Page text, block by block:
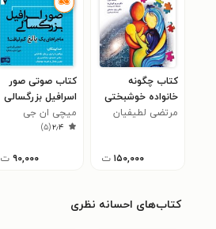
کتاب چگونه
خانواده خوشبختی
داشته باشیم؟
مرتضی لطیفیان
۱۵۰,۰۰۰ ت
کتاب صوتی صور
اسرافیل بزرگسالی
(ماجراهای یک بالغ
کم لیاقت جلد ۷)
میچی ان جی
۲٫۴(۵)
۹۰,۰۰۰ ت
کتاب‌های احسانه نظری